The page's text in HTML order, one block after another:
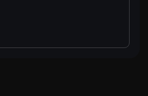
l'âge du bronze' sur Facebook
à l'âge du bronze' sur X
à l'âge du bronze' sur LinkedIn